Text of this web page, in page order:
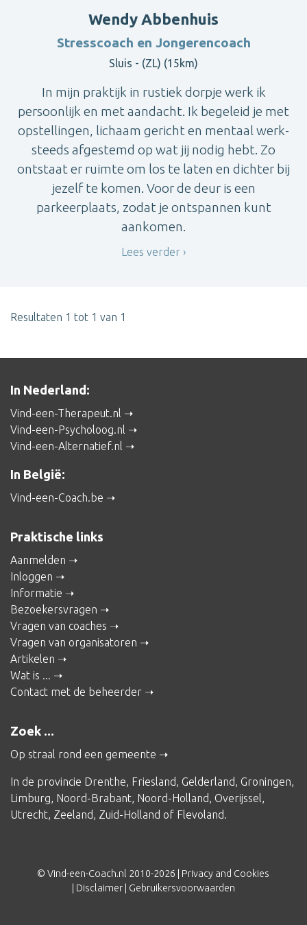
Wendy Abbenhuis
Stresscoach en Jongerencoach
Sluis - (ZL) (15km)
In mijn praktijk in rustiek dorpje werk ik
persoonlijk en met aandacht. Ik begeleid je met
opstellingen, lichaam gericht en mentaal werk-
steeds afgestemd op wat jij nodig hebt. Zo
ontstaat er ruimte om los te laten en dichter bij
jezelf te komen. Voor de deur is een
parkeerplaats, zodat je ontspannen kunt
aankomen.
Lees verder
Resultaten 1 tot 1 van 1
In Nederland:
Vind-een-Therapeut.nl
Vind-een-Psycholoog.nl
Vind-een-Alternatief.nl
In België:
Vind-een-Coach.be
Praktische links
Aanmelden
Inloggen
Informatie
Bezoekersvragen
Vragen van coaches
Vragen van organisatoren
Artikelen
Wat is ...
Contact met de beheerder
Zoek ...
Op straal rond een gemeente
In de provincie Drenthe, Friesland, Gelderland, Groningen,
Limburg, Noord-Brabant, Noord-Holland, Overijssel,
Utrecht, Zeeland, Zuid-Holland of Flevoland.
© Vind-een-Coach.nl 2010-2026 | Privacy and Cookies
Disclaimer| Gebruikersvoorwaarden